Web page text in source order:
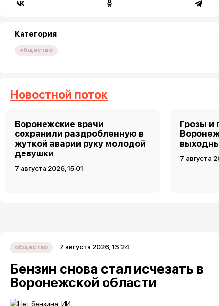
Категория
общество
Новостной поток
Воронежские врачи
сохранили раздробленную в
жуткой аварии руку молодой
девушки
7 августа 2026, 15:01
Грозы и
7 августа
общество 7 августа 2026, 13:24
Бензин снова стал исчезать в
Воронежской области